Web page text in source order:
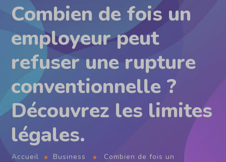
Combien de fois un
employeur peut
refuser une rupture
conventionnelle ?
Découvrez les limites
légales.
Accueil Business
Combien de fois un